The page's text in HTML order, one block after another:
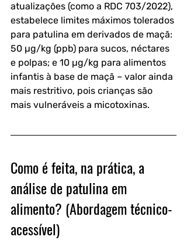
atualizações (como a RDC 703/2022),
estabelece limites máximos tolerados
para patulina em derivados de maçã:
50 µg/kg (ppb) para sucos, néctares
e polpas; e 10 µg/kg para alimentos
infantis à base de maçã – valor ainda
mais restritivo, pois crianças são
mais vulneráveis a micotoxinas.
Como é feita, na prática, a
análise de patulina em
alimento? (Abordagem técnico-
acessível)